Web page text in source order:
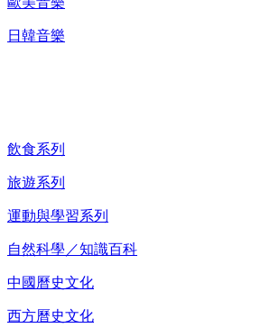
日韓音樂
飲食系列
旅遊系列
運動與學習系列
自然科學／知識百科
中國曆史文化
西方曆史文化